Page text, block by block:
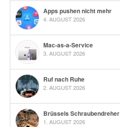
Apps pushen nicht mehr
4. AUGUST 2026
Mac-as-a-Service
3. AUGUST 2026
Ruf nach Ruhe
2. AUGUST 2026
Brüssels Schraubendreher
1. AUGUST 2026